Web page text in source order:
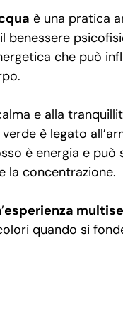
è una pratica
benessere
che può
e alla
è legato
è energia e
la concentrazione.
esperienza
quando si